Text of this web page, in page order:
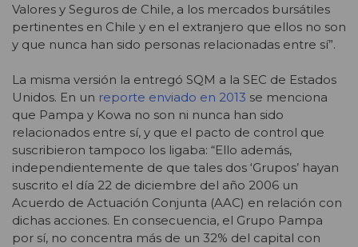
Valores y Seguros de Chile, a los mercados bursátiles
pertinentes en Chile y en el extranjero que ellos no son
y que nunca han sido personas relacionadas entre sí”.
La misma versión la entregó SQM a la SEC de Estados
Unidos. En un reporte enviado en 2013 se menciona
que Pampa y Kowa no son ni nunca han sido
relacionados entre sí, y que el pacto de control que
suscribieron tampoco los ligaba: “Ello además,
independientemente de que tales dos ‘Grupos’ hayan
suscrito el día 22 de diciembre del año 2006 un
Acuerdo de Actuación Conjunta (AAC) en relación con
dichas acciones. En consecuencia, el Grupo Pampa
por sí, no concentra más de un 32% del capital con